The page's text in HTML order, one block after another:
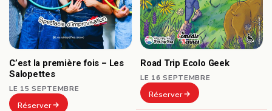
C’est la première fois – Les
Salopettes
LE 15 SEPTEMBRE
Réserver
Road Trip Ecolo Geek
LE 16 SEPTEMBRE
Réserver